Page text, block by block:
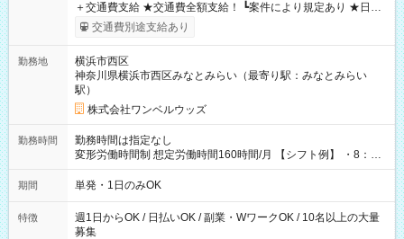
＋交通費支給 ★交通費全額支給！ ┗案件により規定あり ★日払
いOK！（規定あり） ┗働いたその日に現金GET♪ お仕事後はコ
ンビニATMから 日払い分を引き落とせます！ 【試用期間】試
交通費別途支給あり
勤務地
横浜市西区
神奈川県横浜市西区みなとみらい（最寄り駅：みなとみらい
駅）
株式会社ワンベルウッズ
勤務時間
勤務時間は指定なし
変形労働時間制 想定労働時間160時間/月 【シフト例】 ・8：00
～21：00
期間 単発・1日のみOK
特徴
週1日からOK / 日払いOK / 副業・WワークOK / 10名以上の大量
募集